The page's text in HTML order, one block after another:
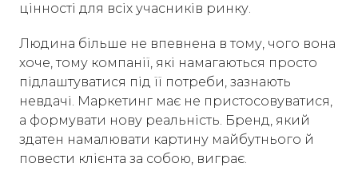
цінності для всіх учасників ринку.
Людина більше не впевнена в тому, чого вона
хоче, тому компанії, які намагаються просто
підлаштуватися під її потреби, зазнають
невдачі. Маркетинг має не пристосовуватися,
а формувати нову реальність. Бренд, який
здатен намалювати картину майбутнього й
повести клієнта за собою, виграє.